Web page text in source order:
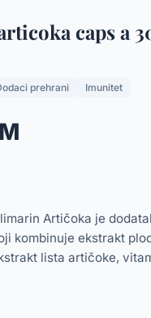
caps a
prehrani Imunitet
Artičoka je
kombinuje ekstrakt
lista artičoke,